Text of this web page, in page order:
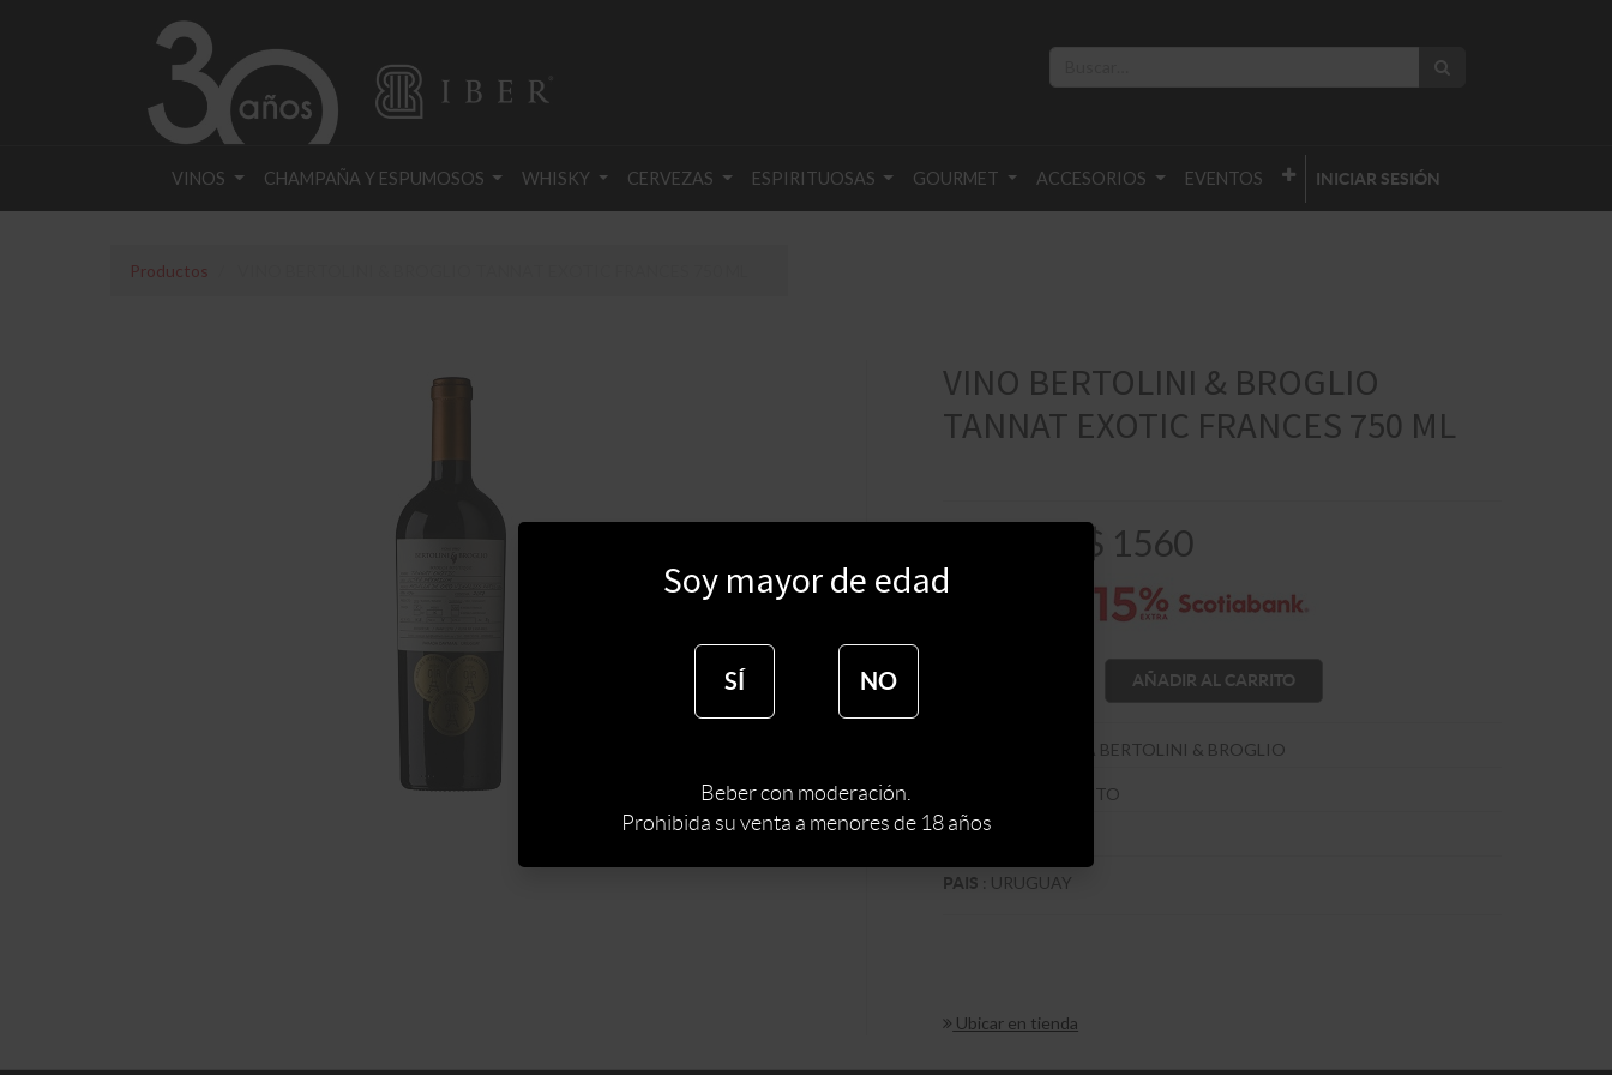
VINOS CHAMPAÑA Y ESPUMOSOS WHISKY CERVEZAS ESPIRITUOSAS GOURMET ACCESORIOS EVENTOS INICIAR SESIÓN
Productos
VINO BERTOLINI & BROGLIO
TANNAT EXOTIC FRANCES 750 ML
$ 1560
$
AÑADIR AL CARRITO
BODEGA BERTOLINI & BROGLIO
TINTO
PAIS : URUGUAY
Ubicar en tienda
Soy mayor de edad
SÍ NO
Beber con moderación.
Prohibida su venta a menores de 18 años